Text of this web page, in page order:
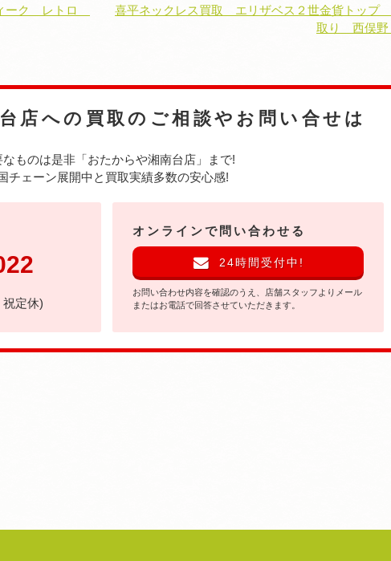
ーク レトロ
喜平ネックレス買取 エリザベス２世金貨トップ
取り 西俣
店への 買取のご相談やお問い合せは
なものは是非「おたからや湘南台店」まで!
チェーン展開中と買取実績多数の安心感!
定休)
オンラインで問い合わせる
24時間受付中!
お問い合わせ内容を確認のうえ、店舗スタッフよりメール
またはお電話で回答させていただきます。